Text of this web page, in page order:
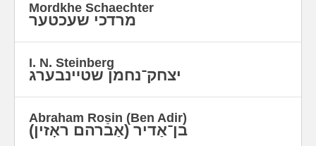
Mordkhe Schaechter
‫ מרדכי שעכטער
I. N. Steinberg
יצחק־נחמן שטײנבערג
Abraham Rosin (Ben Adir)